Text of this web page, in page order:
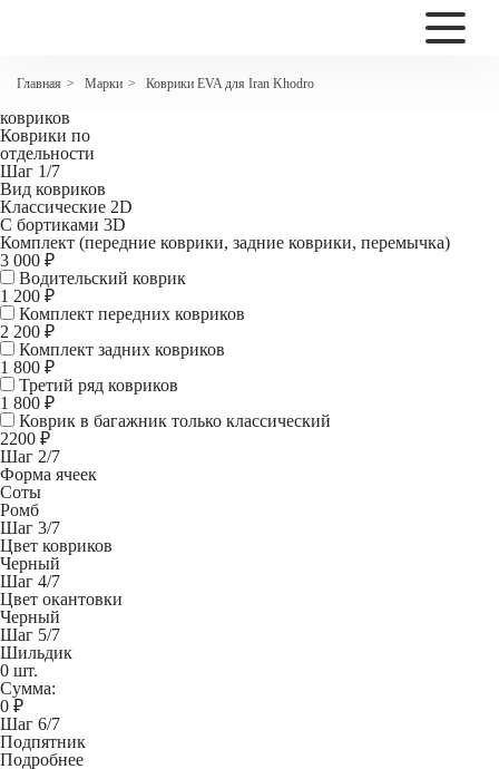
Главная > Марки > Коврики EVA для Iran Khodro
Коврики EVA для Iran Khodro Samand седан
ковриков
Коврики по
отдельности
Шаг 1/7
Вид ковриков
Классические 2D
С бортиками 3D
Комплект (передние коврики, задние коврики, перемычка)
3 000 ₽
Водительский коврик
1 200 ₽
Комплект передних ковриков
2 200 ₽
Комплект задних ковриков
1 800 ₽
Третий ряд ковриков
1 800 ₽
Коврик в багажник только классический
2200 ₽
Шаг 2/7
Форма ячеек
Соты
Ромб
Шаг 3/7
Цвет ковриков
Черный
Шаг 4/7
Цвет окантовки
Черный
Шаг 5/7
Шильдик
0 шт.
Сумма:
0 ₽
Шаг 6/7
Подпятник
Подробнее